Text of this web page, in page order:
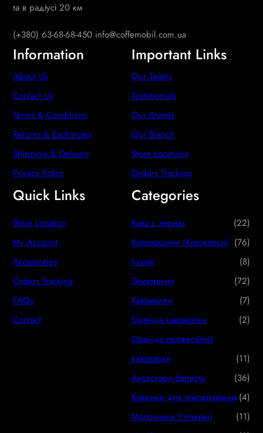
та в радіусі 20 км
(+380) 63-68-68-450 info@coffemobil.com.ua
Information
About Us
Contact Us
Terms & Conditions
Returns & Exchanges
Shipping & Delivery
Privacy Policy
Important Links
Our Teams
Testimonials
Our Brands
Our Branch
Store Locations
Orders Tracking
Quick Links
Store Location
My Account
Accessories
Orders Tracking
FAQs
Contact
Categories
Кава в зернах 222
2
p
r
o
d
c
t
s
Кавомашини (Кавоварки) 767
6
p
r
o
u
c
t
s
Газові 88
p
r
o
u
c
t
s
Электричні 727
2
p
o
d
u
c
Кавомолки 77
p
o
d
u
c
Оренда кавомолки 22
r
o
d
u
Оренда професійної
кавоварки
111
1
p
r
Аксесуари бариста 363
6
p
Коврики для темперування 44
p
Молочники (пітчеры) 111